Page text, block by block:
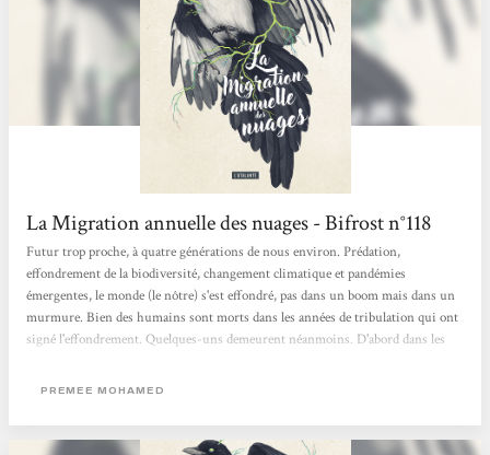
La Migration annuelle des nuages - Bifrost n°118
Futur trop proche, à quatre générations de nous environ. Prédation,
effondrement de la biodiversité, changement climatique et pandémies
émergentes, le monde (le nôtre) s'est effondré, pas dans un boom mais dans un
murmure. Bien des humains sont morts dans les années de tribulation qui ont
signé l'effondrement. Quelques-uns demeurent néanmoins. D'abord dans les
subsisteraient les merveilles de l'Ancien Monde (on pense à Exodes, de Jean-
PREMEE MOHAMED